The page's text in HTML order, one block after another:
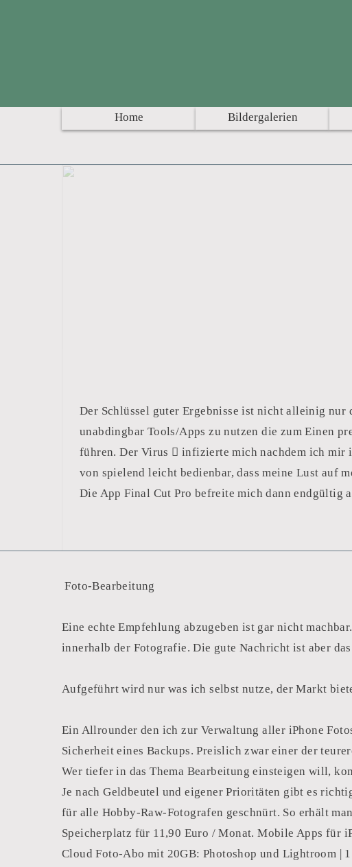
Home Bildergalerien
Der Schlüssel guter Ergebnisse ist nicht alleinig nur
unabdingbar Tools/Apps zu nutzen die zum Einen
führen. Der Virus  infizierte mich nachdem ich mir
von spielend leicht bedienbar, dass meine Lust auf
Die App Final Cut Pro befreite mich dann endgültig
‍ Foto-Bearbeitung
Eine echte Empfehlung abzugeben ist gar nicht
innerhalb der Fotografie. Die gute Nachricht ist aber
Aufgeführt wird nur was ich selbst nutze, der Markt
Ein Allrounder den ich zur Verwaltung aller iPhone
Sicherheit eines Backups. Preislich zwar einer der
Wer tiefer in das Thema Bearbeitung einsteigen will,
Je nach Geldbeutel und eigener Prioritäten gibt es
für alle Hobby-Raw-Fotografen geschnürt. So erhält
Speicherplatz für 11,90 Euro / Monat. Mobile Apps für
Cloud Foto-Abo mit 20GB: Photoshop und Lightroom |